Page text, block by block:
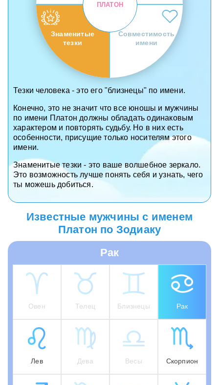
Знаменитые
тезки
Совместимость
имени
ПЛАТОН
Тезки человека - это его "близнецы" по имени.
Конечно, это не значит что все юношы и мужчины
по имени Платон должны обладать одинаковым
характером и повторять судьбу. Но в них есть
особенности, присущие только носителям этого
имени.
Знаменитые тезки - это ваше волшебное зеркало.
Это возможность лучше понять себя и узнать, чего
ты можешь добиться.
Известные мужчины с именем
Платон по Зодиаку
Рак
Овен Телец Близнецы Рак
Лев Дева Весы Скорпион